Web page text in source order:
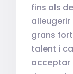
fins als
grans
talent i
acceptar